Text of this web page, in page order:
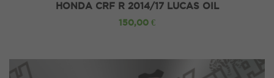
HONDA CRF R 2014/17 LUCAS OIL
150,00 €